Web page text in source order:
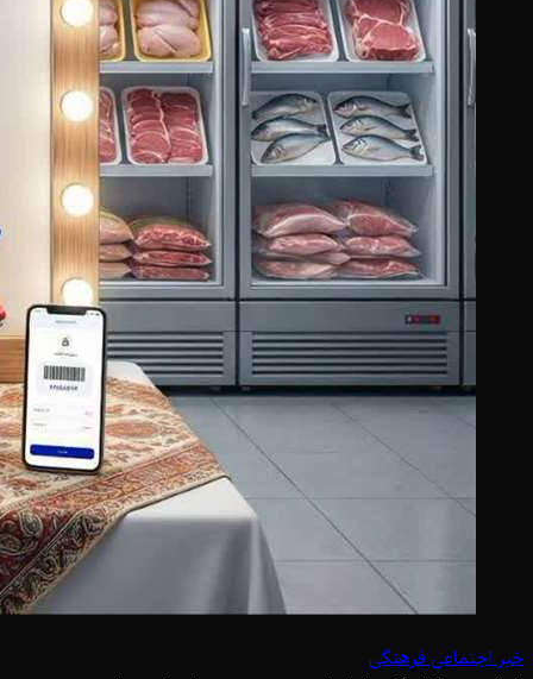
خبر اجتماعی فرهنگی